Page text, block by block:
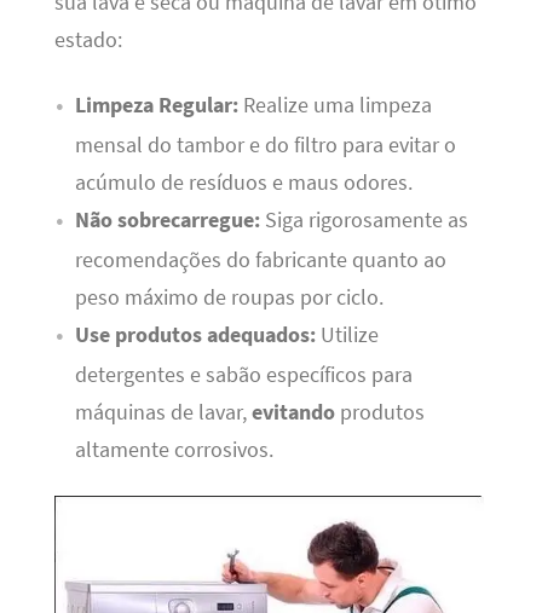
estado:
Limpeza Regular:Realize uma limpeza
mensal do tambor e do filtro para evitar o
acúmulo de resíduos e maus odores.
Não sobrecarregue:Siga rigorosamente as
recomendações do fabricante quanto ao
peso máximo de roupas por ciclo.
Use produtos adequados:Utilize
detergentes e sabão específicos para
máquinas de lavar,evitandoprodutos
altamente corrosivos.